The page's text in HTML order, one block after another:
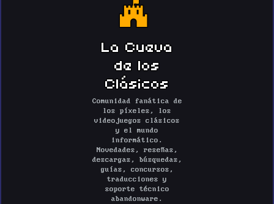
La Cueva
de los
Clásicos
Comunidad fanática de
los píxeles, los
videojuegos clásicos
y el mundo
informático.
Novedades, reseñas,
descargas, búsquedas,
guías, concursos,
traducciones y
soporte técnico
abandonware.